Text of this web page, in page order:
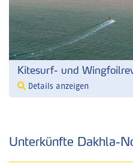
Kitesurf- und
Details anzeigen
Unterkünfte Dakhla-